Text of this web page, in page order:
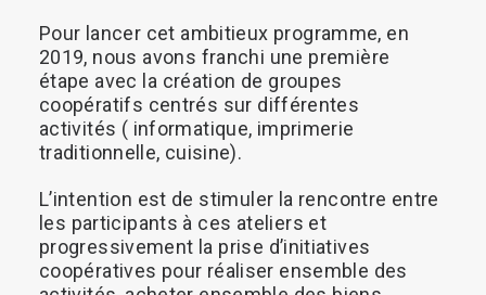
Pour lancer cet ambitieux programme, en
2019, nous avons franchi une première
étape avec la création de groupes
coopératifs centrés sur différentes
activités ( informatique, imprimerie
traditionnelle, cuisine).
L’intention est de stimuler la rencontre entre
les participants à ces ateliers et
progressivement la prise d’initiatives
coopératives pour réaliser ensemble des